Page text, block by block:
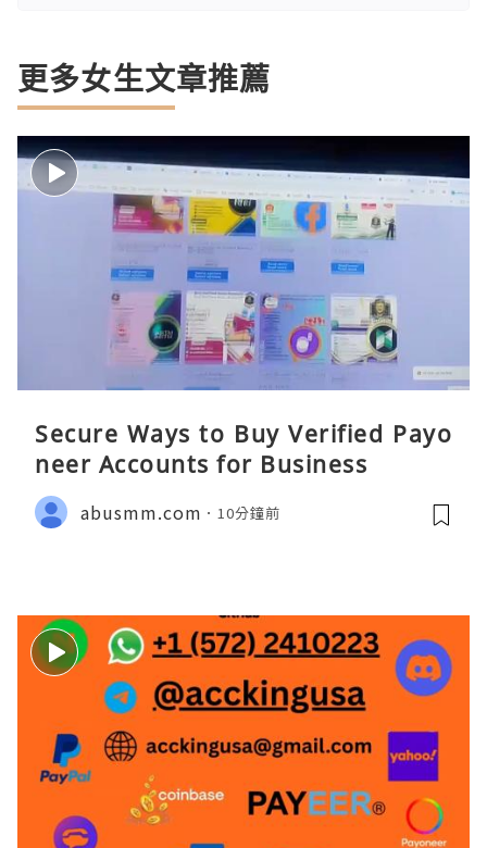
更多女生文章推薦
Secure Ways to Buy Verified Payo
neer Accounts for Business
abusmm.com 10分鐘前